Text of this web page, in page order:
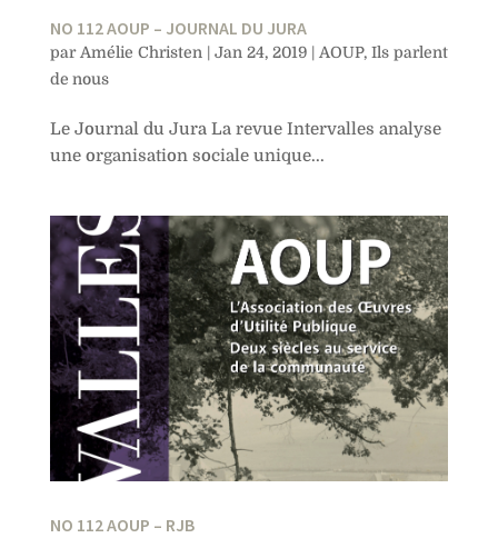
NO 112 AOUP – JOURNAL DU JURA
par Amélie Christen | Jan 24, 2019 | AOUP,Ils parlent
de nous
Le Journal du Jura La revue Intervalles analyse
une organisation sociale unique...
NO 112 AOUP – RJB